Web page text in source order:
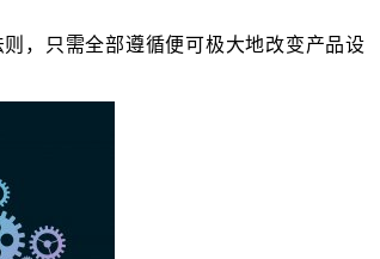
，只需全部遵循便可极大地改变产品设